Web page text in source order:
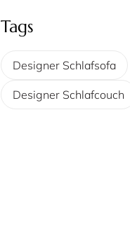
Tags
Designer Schlafsofa
Designer Schlafcouch